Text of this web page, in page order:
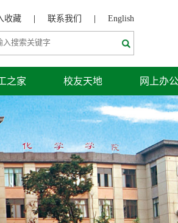
English
联系我们
收藏
之家 校友天地 网上办公